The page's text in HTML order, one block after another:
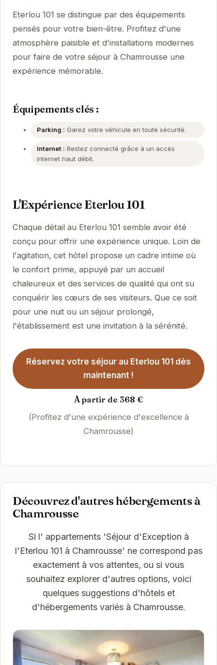
Eterlou 101 se distingue par des équipements
pensés pour votre bien-être. Profitez d'une
atmosphère paisible et d'installations modernes
pour faire de votre séjour à Chamrousse une
expérience mémorable.
Équipements clés :
Parking : Garez votre véhicule en toute sécurité.
Internet : Restez connecté grâce à un accès
internet haut débit.
L'Expérience Eterlou 101
Chaque détail au Eterlou 101 semble avoir été
conçu pour offrir une expérience unique. Loin de
l'agitation, cet hôtel propose un cadre intime où
le confort prime, appuyé par un accueil
chaleureux et des services de qualité qui ont su
conquérir les cœurs de ses visiteurs. Que ce soit
pour une nuit ou un séjour prolongé,
l'établissement est une invitation à la sérénité.
Réservez votre séjour au Eterlou 101 dès
maintenant !
À partir de 368 €
(Profitez d'une expérience d'excellence à
Chamrousse)
Découvrez d'autres hébergements à
Chamrousse
Si l' appartements 'Séjour d'Exception à
l'Eterlou 101 à Chamrousse' ne correspond pas
exactement à vos attentes, ou si vous
souhaitez explorer d'autres options, voici
quelques suggestions d'hôtels et
d'hébergements variés à Chamrousse.